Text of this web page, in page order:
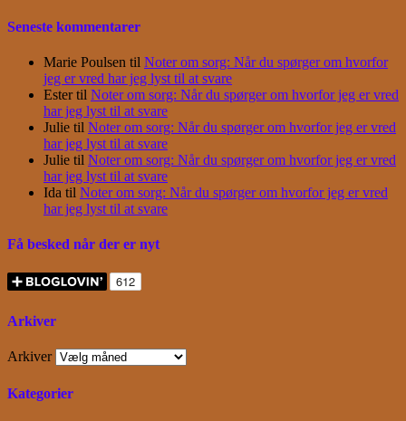
Seneste kommentarer
Marie Poulsen til Noter om sorg: Når du spørger om hvorfor
jeg er vred har jeg lyst til at svare
Estertil Noter om sorg: Når du spørger om hvorfor jeg er vred
har jeg lyst til at svare
Julie til Noter om sorg: Når du spørger om hvorfor jeg er vred
har jeg lyst til at svare
Julie til Noter om sorg: Når du spørger om hvorfor jeg er vred
har jeg lyst til at svare
Ida til Noter om sorg: Når du spørger om hvorfor jeg er vred
har jeg lyst til at svare
Få besked når der er nyt
Arkiver
Arkiver
Kategorier